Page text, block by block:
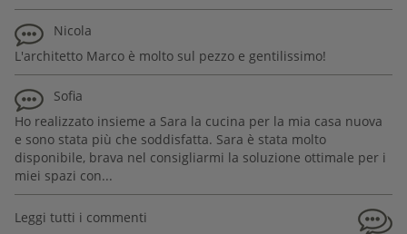
Nicola
L'architetto Marco è molto sul pezzo e gentilissimo!
Sofia
Ho realizzato insieme a Sara la cucina per la mia casa nuova
e sono stata più che soddisfatta. Sara è stata molto
disponibile, brava nel consigliarmi la soluzione ottimale per i
miei spazi con...
Leggi tutti i commenti